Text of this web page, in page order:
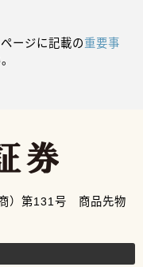
ージに記載の重要事
）第131号 商品先物